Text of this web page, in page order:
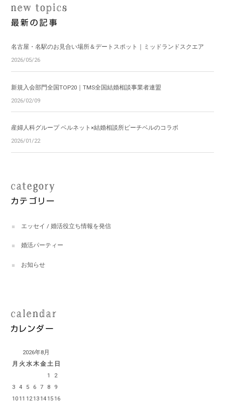
名古屋・名駅のお見合い場所＆デートスポット｜ミッドランドスクエア
2026/05/26
新規入会部門全国TOP20｜TMS全国結婚相談事業者連盟
2026/02/09
産婦人科グループ ベルネット×結婚相談所ピーチベルのコラボ
2026/01/22
エッセイ / 婚活役立ち情報を発信
婚活パーティー
お知らせ
2026年8月
月 火 水木金土 日
1
2
3
4 5 6 7 8
9
1011 1213141516